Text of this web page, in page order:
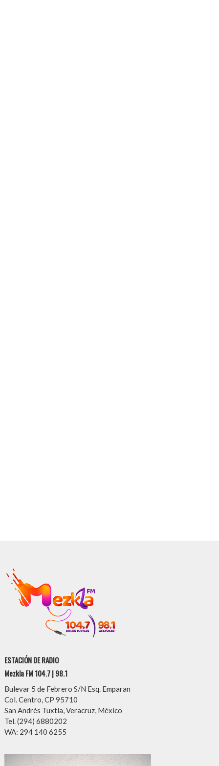
ESTACIÓN DE RADIO
Mezkla FM 104.7 | 98.1
Bulevar 5 de Febrero S/N Esq. Emparan
Col. Centro, CP 95710
San Andrés Tuxtla, Veracruz, México
Tel. (294) 6880202
WA: 294 140 6255